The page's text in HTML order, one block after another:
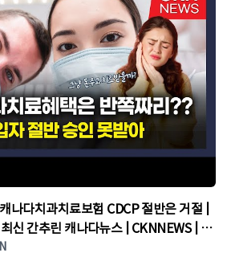
나다치과치료보험 CDCP 절반은 거절 |
간추린 캐나다뉴스 | CKNNEWS | 캐